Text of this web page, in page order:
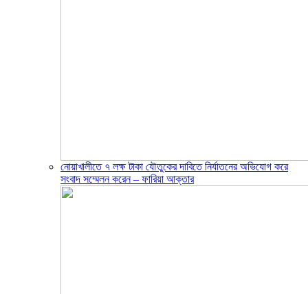
নোয়াখালীতে ৭ লক্ষ টাকা যৌতুকের দাবিতে নির্যাতনের অভিযোগ করে
সংবাদ সম্মেলন করেন – ফারিয়া আক্তার